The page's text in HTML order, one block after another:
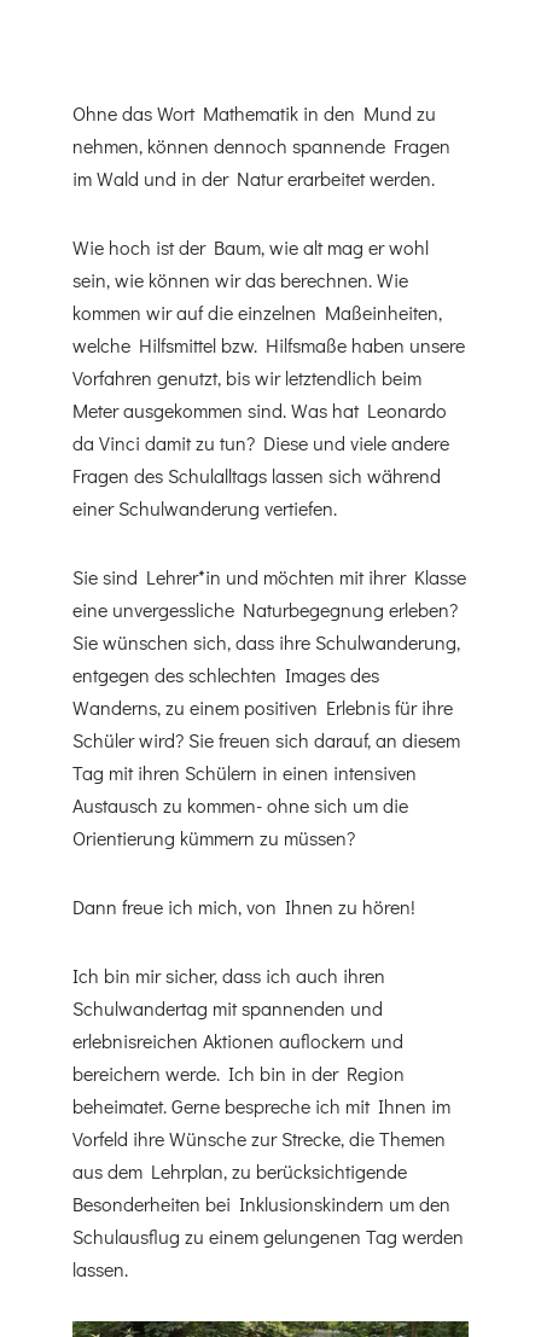
Ohne das Wort Mathematik in den Mund zu
nehmen, können dennoch spannende Fragen
im Wald und in der Natur erarbeitet werden.
Wie hoch ist der Baum, wie alt mag er wohl
sein, wie können wir das berechnen. Wie
kommen wir auf die einzelnen Maßeinheiten,
welche Hilfsmittel bzw. Hilfsmaße haben unsere
Vorfahren genutzt, bis wir letztendlich beim
Meter ausgekommen sind. Was hat Leonardo
da Vinci damit zu tun? Diese und viele andere
Fragen des Schulalltags lassen sich während
einer Schulwanderung vertiefen.
Sie sind Lehrer*in und möchten mit ihrer Klasse
eine unvergessliche Naturbegegnung erleben?
Sie wünschen sich, dass ihre Schulwanderung,
entgegen des schlechten Images des
Wanderns, zu einem positiven Erlebnis für ihre
Schüler wird? Sie freuen sich darauf, an diesem
Tag mit ihren Schülern in einen intensiven
Austausch zu kommen- ohne sich um die
Orientierung kümmern zu müssen?
Dann freue ich mich, von Ihnen zu hören!
Ich bin mir sicher, dass ich auch ihren
Schulwandertag mit spannenden und
erlebnisreichen Aktionen auflockern und
bereichern werde. Ich bin in der Region
beheimatet. Gerne bespreche ich mit Ihnen im
Vorfeld ihre Wünsche zur Strecke, die Themen
aus dem Lehrplan, zu berücksichtigende
Besonderheiten bei Inklusionskindern um den
Schulausflug zu einem gelungenen Tag werden
lassen.